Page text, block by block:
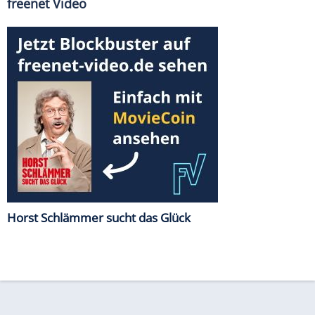
Horst Schlämmer sucht das Glück